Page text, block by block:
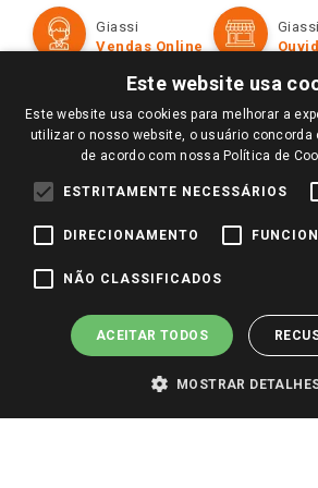
Televendas
Perguntas frequentes
Trabalhe Conosco
Identidade Visual
Formas de Pagamento
Políticas de entrega
Trocas e Devoluções
Giassi
Vendas Online
Giassi
Redes Sociais
Pagamento e Segurança
Este website usa
Este website usa cookies para melhorar a
utilizar o nosso website, o usuário
de acordo com nossa Política de
ESTRITAMENTE NECESSÁRIOS
DIRECIONAMENTO
NÃO CLASSIFICADOS
ACEITAR TODOS
MOSTRAR